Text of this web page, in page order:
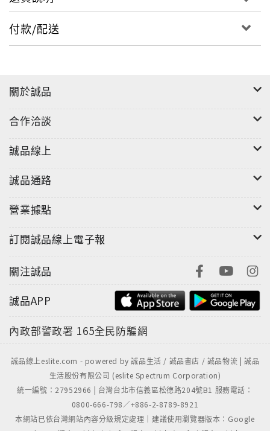
付款/配送
關於誠品
合作洽談
誠品線上
誠品通路
營業據點
訂閱誠品線上電子報
關注誠品
誠品APP
內政部警政署 165全民防騙網
誠品線上eslite.com - powered by 誠品生活 / 誠品書店 / 誠品物流 | 誠品
生活股份有限公司 (eslite Spectrum Corporation)
統一編號：27952966 | 台灣台北市信義區松德路204號B1 服務電話：
0800-666-798／+886-2-8789-8921
本網站已依台灣網站內容分級規定處理｜建議使用瀏覽器版本：Google